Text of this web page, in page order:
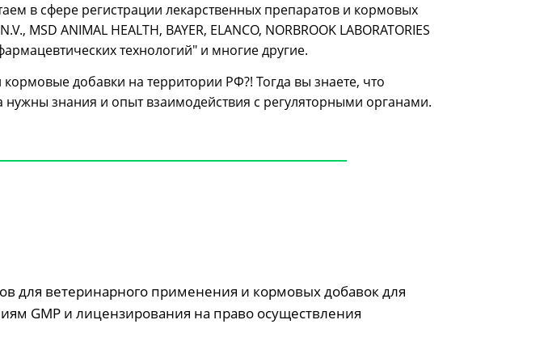
в сфере регистрации лекарственных препаратов и кормовых
MSD ANIMAL HEALTH, BAYER, ELANCO, NORBROOK LABORATORIES
технологий" и многие другие.
добавки на территории РФ?! Тогда вы знаете, что
знания и опыт взаимодействия с регуляторными органами.
для ветеринарного применения и кормовых добавок для
GMP и лицензирования на право осуществления